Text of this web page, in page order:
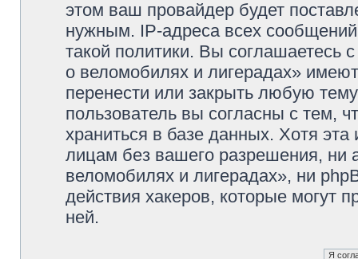
этом ваш провайдер будет
нужным. IP-адреса всех
такой политики. Вы
о веломобилях и лигерадах»
перенести или закрыть любую
пользователь вы согласны с тем,
храниться в базе данных. Хотя
лицам без вашего разрешения, ни
веломобилях и лигерадах», ни
действия хакеров, которые могут
ней.